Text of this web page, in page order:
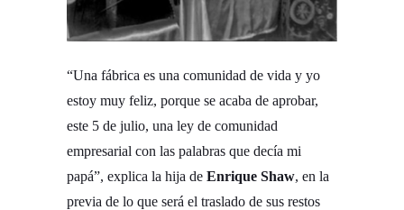
“Una fábrica es una comunidad de vida y yo
estoy muy feliz, porque se acaba de aprobar,
este 5 de julio, una ley de comunidad
empresarial con las palabras que decía mi
papá”, explica la hija de Enrique Shaw, en la
previa de lo que será el traslado de sus restos